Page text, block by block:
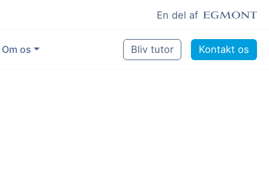
En del af
Om os Bliv tutor Kontakt os